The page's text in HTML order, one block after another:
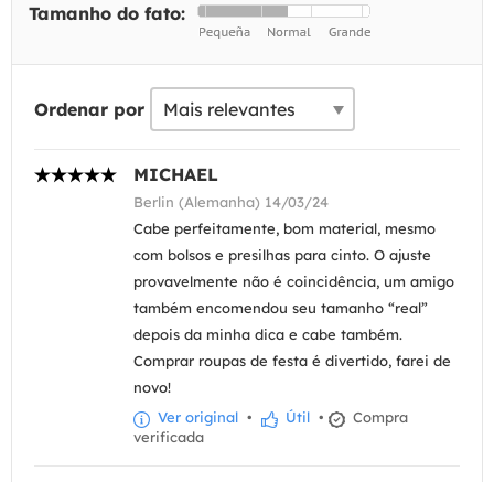
Tamanho do fato:
Ordenar por
MICHAEL
Berlin (Alemanha) 14/03/24
Cabe perfeitamente, bom material, mesmo
com bolsos e presilhas para cinto. O ajuste
provavelmente não é coincidência, um amigo
também encomendou seu tamanho “real”
depois da minha dica e cabe também.
Comprar roupas de festa é divertido, farei de
novo!
Ver original • Útil •
Compra
verificada